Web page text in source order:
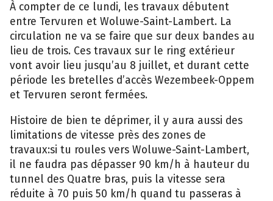
À compter de ce lundi, les travaux débutent
entre Tervuren et Woluwe-Saint-Lambert. La
circulation ne va se faire que sur deux bandes au
lieu de trois. Ces travaux sur le ring extérieur
vont avoir lieu jusqu’au 8 juillet, et durant cette
période les bretelles d’accès Wezembeek-Oppem
et Tervuren seront fermées.
Histoire de bien te déprimer, il y aura aussi des
limitations de vitesse près des zones de
travaux:si tu roules vers Woluwe-Saint-Lambert,
il ne faudra pas dépasser 90 km/h à hauteur du
tunnel des Quatre bras, puis la vitesse sera
réduite à 70 puis 50 km/h quand tu passeras à